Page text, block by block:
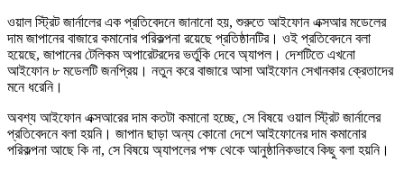
ওয়াল স্ট্রিট জার্নালের এক প্রতিবেদনে জানানো হয়, শুরুতে আইফোন এক্সআর মডেলের
দাম জাপানের বাজারে কমানোর পরিকল্পনা রয়েছে প্রতিষ্ঠানটির। ওই প্রতিবেদনে বলা
হয়েছে, জাপানের টেলিকম অপারেটরদের ভর্তুকি দেবে অ্যাপল। দেশটিতে এখনো
আইফোন ৮ মডেলটি জনপ্রিয়। নতুন করে বাজারে আসা আইফোন সেখানকার ক্রেতাদের
মনে ধরেনি।
অবশ্য আইফোন এক্সআরের দাম কতটা কমানো হচ্ছে, সে বিষয়ে ওয়াল স্ট্রিট জার্নালের
প্রতিবেদনে বলা হয়নি। জাপান ছাড়া অন্য কোনো দেশে আইফোনের দাম কমানোর
পরিকল্পনা আছে কি না, সে বিষয়ে অ্যাপলের পক্ষ থেকে আনুষ্ঠানিকভাবে কিছু বলা হয়নি।